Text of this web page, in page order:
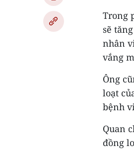
Trong
sẽ
nhân
vắng
Ông
loạt
bệnh
Quan
đồng